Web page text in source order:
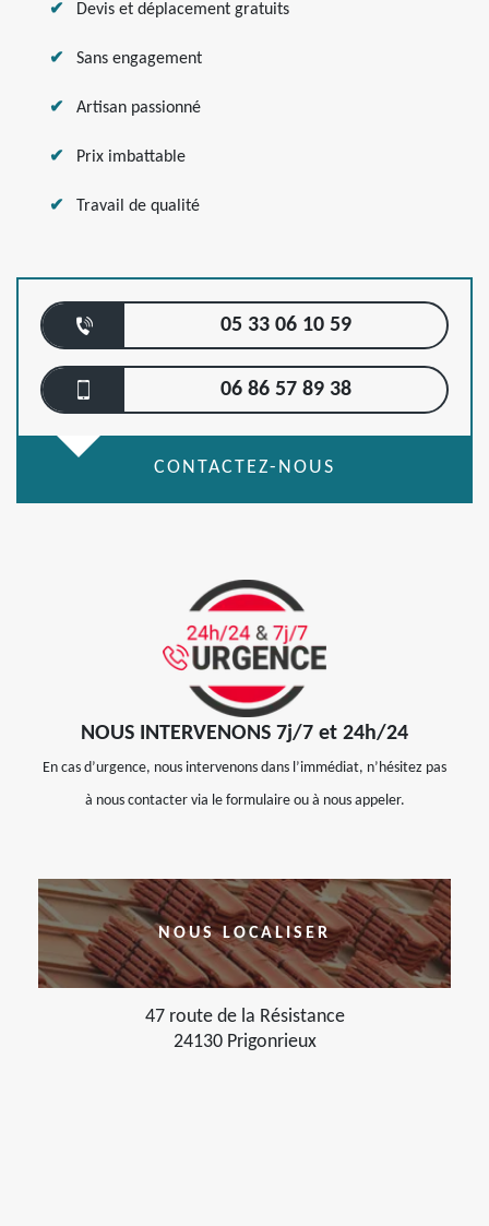
Devis et déplacement gratuits
Sans engagement
Artisan passionné
Prix imbattable
Travail de qualité
05 33 06 10 59
06 86 57 89 38
CONTACTEZ-NOUS
NOUS INTERVENONS 7j/7 et 24h/24
En cas d’urgence, nous intervenons dans l’immédiat, n’hésitez pas
à nous contacter via le formulaire ou à nous appeler.
NOUS LOCALISER
47 route de la Résistance
24130 Prigonrieux